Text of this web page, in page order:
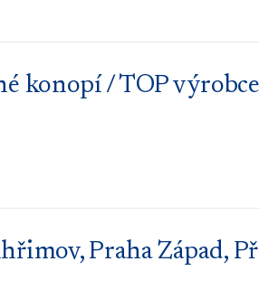
konopí / TOP výrobce
Praha Západ,